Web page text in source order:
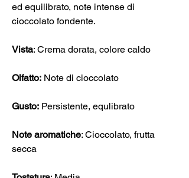
ed equilibrato, note intense di
cioccolato fondente.
Vista: Crema dorata, colore caldo
Olfatto: Note di cioccolato
Gusto: Persistente, equlibrato
Note aromatiche: Cioccolato, frutta
secca